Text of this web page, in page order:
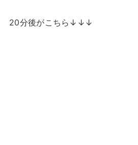
20分後がこちら↓↓↓